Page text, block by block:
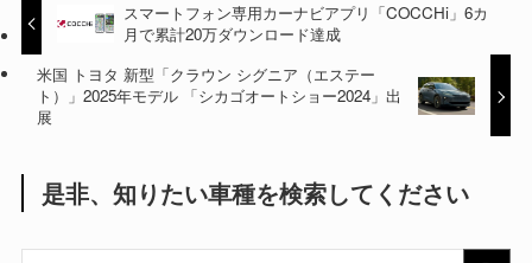
スマートフォン専用カーナビアプリ「COCCHi」6カ
月で累計20万ダウンロード達成
米国 トヨタ 新型「クラウン シグニア（エステー
ト）」2025年モデル 「シカゴオートショー2024」出
展
是非、知りたい車種を検索してください